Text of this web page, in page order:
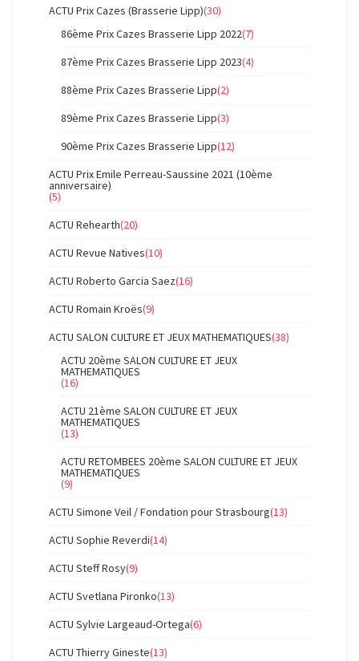
ACTU Prix Cazes (Brasserie Lipp)(30)
86ème Prix Cazes Brasserie Lipp 2022(7)
87ème Prix Cazes Brasserie Lipp 2023(4)
88ème Prix Cazes Brasserie Lipp(2)
89ème Prix Cazes Brasserie Lipp(3)
90ème Prix Cazes Brasserie Lipp(12)
ACTU Prix Emile Perreau-Saussine 2021 (10ème
anniversaire)
(5)
ACTU Rehearth(20)
ACTU Revue Natives(10)
ACTU Roberto Garcia Saez(16)
ACTU Romain Kroës(9)
ACTU SALON CULTURE ET JEUX MATHEMATIQUES(38)
ACTU 20ème SALON CULTURE ET JEUX
MATHEMATIQUES
(16)
ACTU 21ème SALON CULTURE ET JEUX
MATHEMATIQUES
(13)
ACTU RETOMBEES 20ème SALON CULTURE ET JEUX
MATHEMATIQUES
(9)
ACTU Simone Veil / Fondation pour Strasbourg(13)
ACTU Sophie Reverdi(14)
ACTU Steff Rosy(9)
ACTU Svetlana Pironko(13)
ACTU Sylvie Largeaud-Ortega(6)
ACTU Thierry Gineste(13)